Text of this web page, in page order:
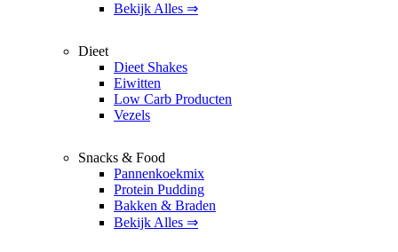
Bekijk Alles ⇒
Dieet
Dieet Shakes
Eiwitten
Low Carb Producten
Vezels
Snacks & Food
Pannenkoekmix
Protein Pudding
Bakken & Braden
Bekijk Alles ⇒